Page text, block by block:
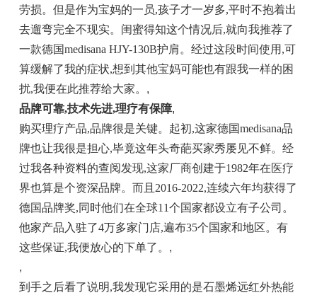
劳损。但是作为宝妈的一员,孩子才一岁多,平时不抱着出
去遛弯完全不现实。闺蜜得知这个情况后,就向我推荐了
一款德国medisana HJY-130B护肩。经过这段时间使用,可
算缓解了我的症状,想到其他宝妈可能也有跟我一样的困
扰,我便在此推荐给大家。 ,
品牌可靠,技术先进,理疗有保障,
购买理疗产品,品牌很是关键。起初,这家德国medisana品
牌也让我很是担心,毕竟这年头奇葩买家秀屡见不鲜。经
过我各种资料的查阅发现,这家厂商创建于1982年在医疗
界也算是个资深品牌。而且2016-2022,连续六年均获得了
德国品牌奖,同时他们在全球11个国家都设立有子公司。
他家产品入驻了4万多家门店,遍布35个国家和地区。有
这些保证,我便放心的下单了。 ,
,
到手之后看了说明,我发现它采用的是石墨烯远红外热能